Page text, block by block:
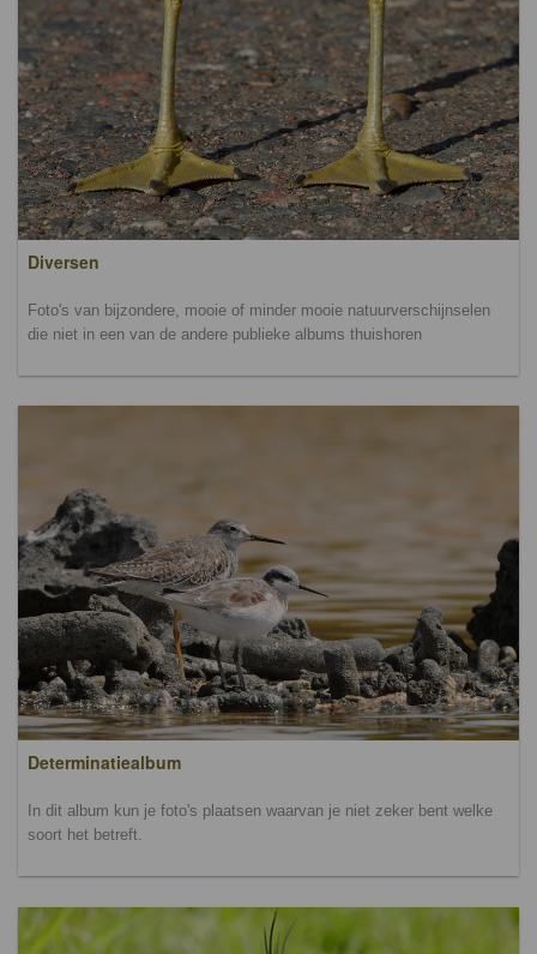
Diversen
Foto's van bijzondere, mooie of minder mooie natuurverschijnselen
die niet in een van de andere publieke albums thuishoren
Determinatiealbum
In dit album kun je foto's plaatsen waarvan je niet zeker bent welke
soort het betreft.